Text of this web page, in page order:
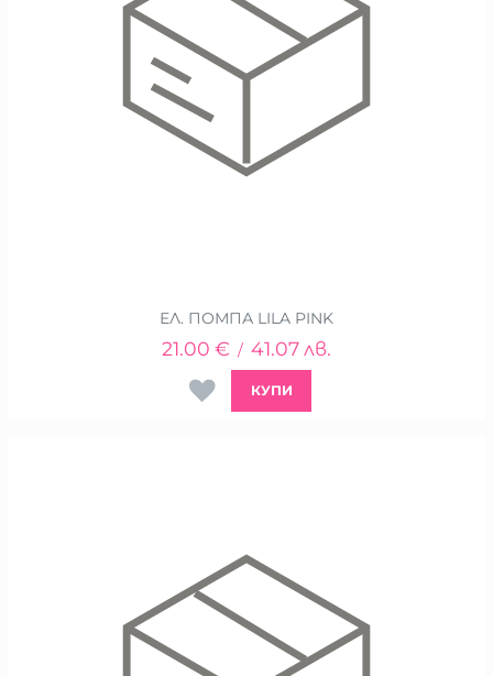
ЕЛ. ПОМПА LILA PINK
21.00 € / 41.07лв.
КУПИ